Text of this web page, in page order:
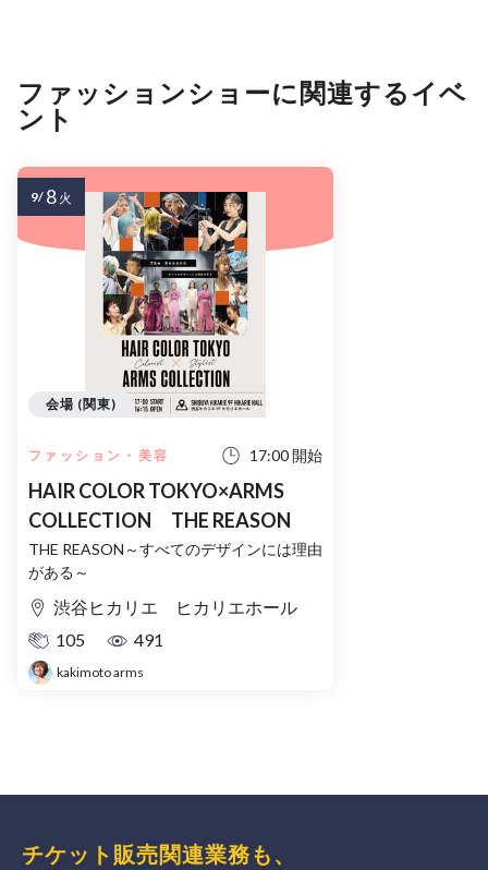
ファッションショーに関連するイベ
ント
ファッション・美容 17:00 開始
HAIR COLOR TOKYO×ARMS
COLLECTION THE REASON
THE REASON～すべてのデザインには理由
がある～
渋谷ヒカリエ ヒカリエホール
105
491
kakimoto arms
会場 (関東)
9/ 8 火
チケット販売関連業務も、